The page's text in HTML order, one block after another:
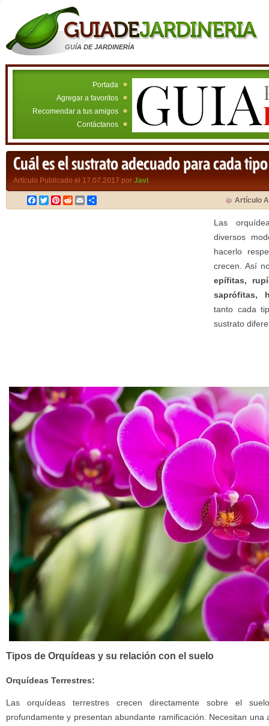
GUÍA DE JARDINERÍA
Portada
Agregar a favoritos
Recomendar a tus amigos
Contáctanos
Cuál es el sustrato adecuado para cada
Artículo Publicado el 17.07.2017 por Javi
Facebook
TwitterPinterest
RedditEmail Artículo
Las
diversos
hacerlo
crecen. Así
epífitas,
saprófitas,
tanto cada
sustrato
Tipos de Orquídeas y su relación con el suelo
Orquídeas Terrestres:
Las orquídeas terrestres crecen directamente sobre el
profundamente y presentan abundante ramificación. Necesitan